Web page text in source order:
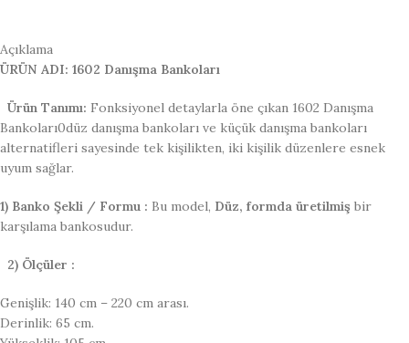
Açıklama
ÜRÜN ADI: 1602 Danışma Bankoları
Ürün Tanımı: Fonksiyonel detaylarla öne çıkan 1602 Danışma
Bankoları0düz danışma bankoları ve küçük danışma bankoları
alternatifleri sayesinde tek kişilikten, iki kişilik düzenlere esnek
uyum sağlar.
1) Banko Şekli / Formu : Bu model, Düz, formda üretilmiş bir
karşılama bankosudur.
2) Ölçüler :
Genişlik: 140 cm – 220 cm arası.
Derinlik: 65 cm.